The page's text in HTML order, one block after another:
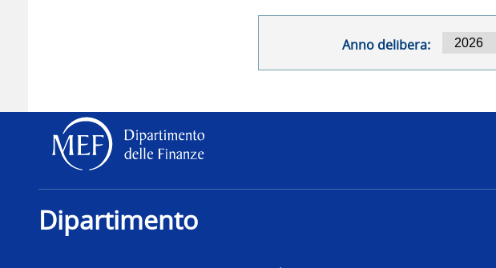
Anno delibera:
Dipartimento delle Finanze
Dipartimento